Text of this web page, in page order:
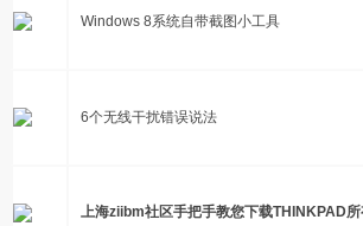
Windows 8系统自带截图小工具
6个无线干扰错误说法
上海ziibm社区手把手教您下载THINKPAD